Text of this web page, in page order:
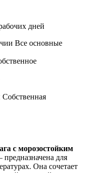
дней
Все основные
Собственная
с морозостойким
для
Она сочетает